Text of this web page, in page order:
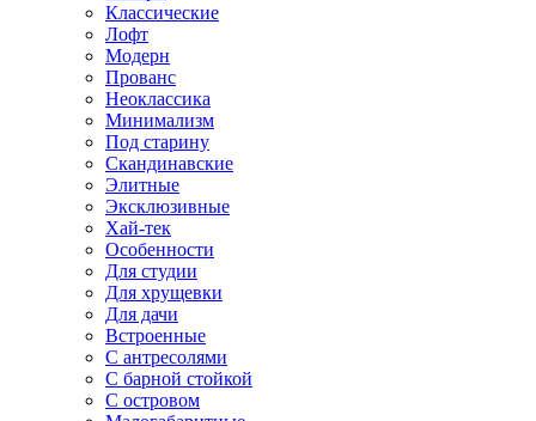
Классические
Лофт
Модерн
Прованс
Неоклассика
Минимализм
Под старину
Скандинавские
Элитные
Эксклюзивные
Хай-тек
Особенности
Для студии
Для хрущевки
Для дачи
Встроенные
С антресолями
С барной стойкой
С островом